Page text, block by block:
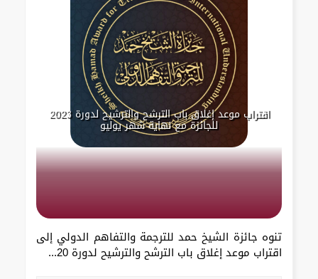
اقتراب موعد إغلاق باب الترشح والترشيح لدورة 2023
للجائزة مع نهاية شهر يوليو
تنوه جائزة الشيخ حمد للترجمة والتفاهم الدولي إلى
اقتراب موعد إغلاق باب الترشح والترشيح لدورة 20...